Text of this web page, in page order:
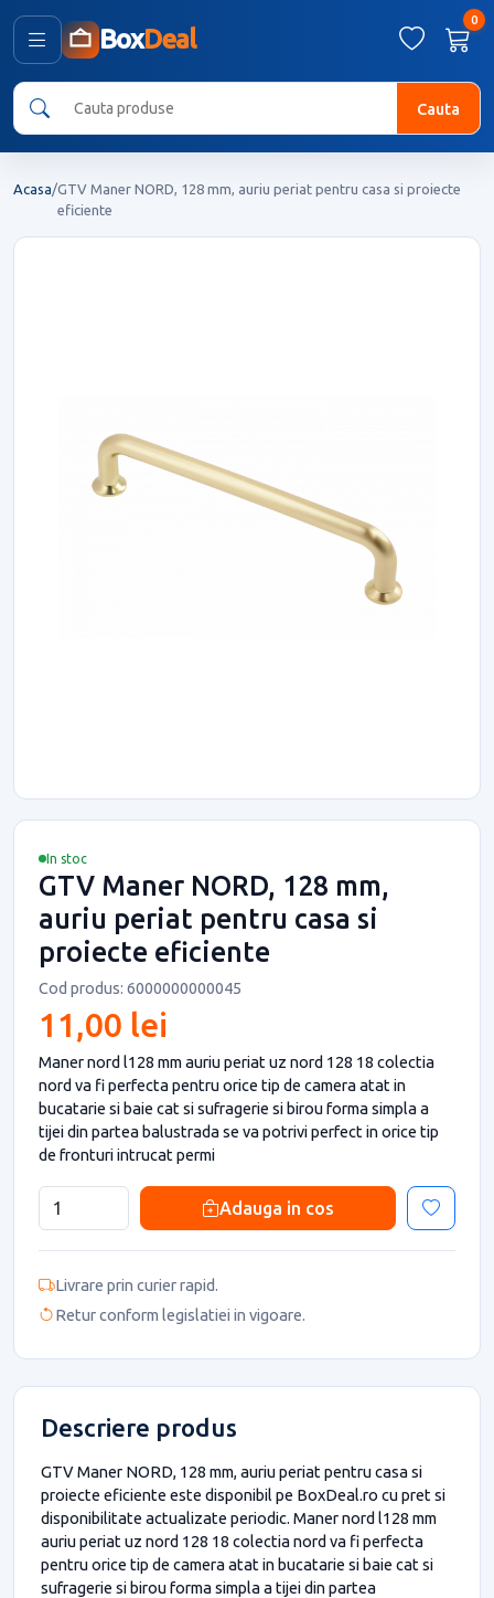
BoxDeal
0
Cauta
Acasa/GTV Maner NORD, 128 mm, auriu periat pentru casa si proiecte
eficiente
In stoc
GTV Maner NORD, 128 mm,
auriu periat pentru casa si
proiecte eficiente
Cod produs: 6000000000045
11,00 lei
Maner nord l128 mm auriu periat uz nord 128 18 colectia
nord va fi perfecta pentru orice tip de camera atat in
bucatarie si baie cat si sufragerie si birou forma simpla a
tijei din partea balustrada se va potrivi perfect in orice tip
de fronturi intrucat permi
Adauga in cos
Livrare prin curier rapid.
Retur conform legislatiei in vigoare.
Descriere produs
GTV Maner NORD, 128 mm, auriu periat pentru casa si
proiecte eficiente este disponibil pe BoxDeal.ro cu pret si
disponibilitate actualizate periodic. Maner nord l128 mm
auriu periat uz nord 128 18 colectia nord va fi perfecta
pentru orice tip de camera atat in bucatarie si baie cat si
sufragerie si birou forma simpla a tijei din partea